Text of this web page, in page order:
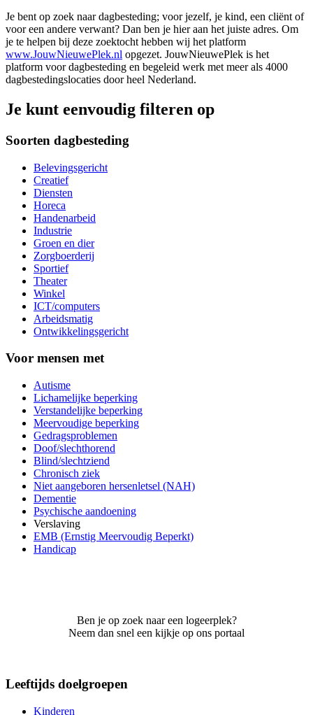
Je bent op zoek naar dagbesteding; voor jezelf, je kind, een cliënt of
voor een andere verwant? Dan ben je hier aan het juiste adres. Om
je te helpen bij deze zoektocht hebben wij het platform
www.JouwNieuwePlek.nl opgezet. JouwNieuwePlek is het
platform voor dagbesteding en begeleid werk met meer als 4000
dagbestedingslocaties door heel Nederland.
Je kunt eenvoudig filteren op
Soorten dagbesteding
Belevingsgericht
Creatief
Diensten
Horeca
Handenarbeid
Industrie
Groen en dier
Zorgboerderij
Sportief
Theater
Winkel
ICT/computers
Arbeidsmatig
Ontwikkelingsgericht
Voor mensen met
Autisme
Lichamelijke beperking
Verstandelijke beperking
Meervoudige beperking
Gedragsproblemen
Doof/slechthorend
Blind/slechtziend
Chronisch ziek
Niet aangeboren hersenletsel (NAH)
Dementie
Psychische aandoening
Verslaving
EMB (Ernstig Meervoudig Beperkt)
Handicap
Ben je op zoek naar een logeerplek?
Neem dan snel een kijkje op ons portaal
Leeftijds doelgroepen
Kinderen